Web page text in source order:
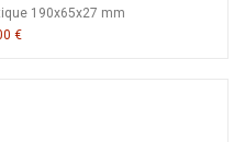
190x65x27 mm
€